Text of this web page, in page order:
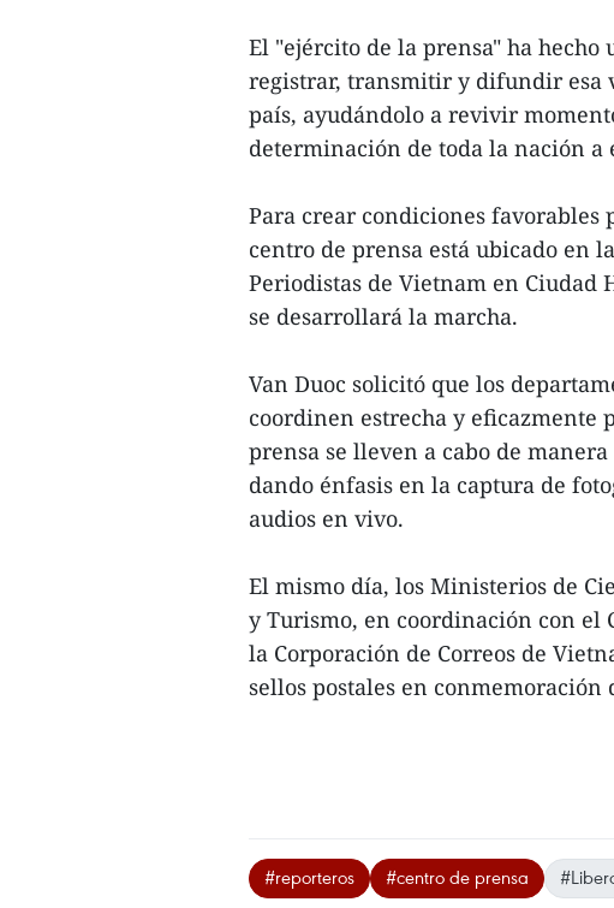
El "ejército de la prensa" ha
registrar, transmitir y difundir esa
país, ayudándolo a revivir
determinación de toda la nación a
Para crear condiciones favorables
centro de prensa está ubicado en
Periodistas de Vietnam en Ciudad
se desarrollará la marcha.
Van Duoc solicitó que los
coordinen estrecha y eficazmente
prensa se lleven a cabo de
dando énfasis en la captura de
audios en vivo.
El mismo día, los Ministerios de
y Turismo, en coordinación con el
la Corporación de Correos de
sellos postales en
#reporteros #centro de prensa